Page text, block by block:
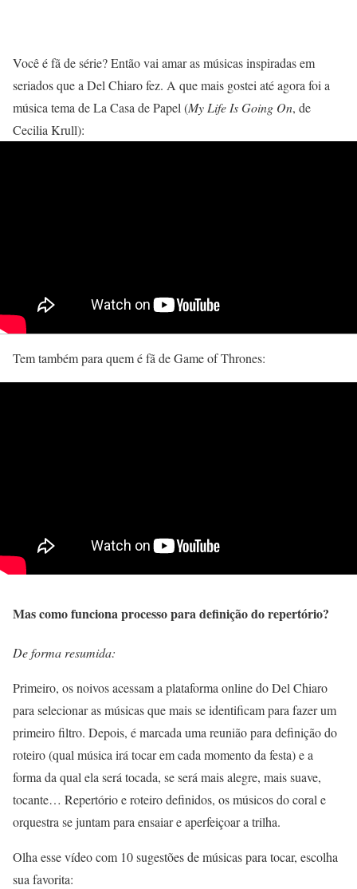
Você é fã de série? Então vai amar as músicas inspiradas em
seriados que a Del Chiaro fez. A que mais gostei até agora foi a
música tema de La Casa de Papel (My Life Is Going On, de
Cecilia Krull):
Tem também para quem é fã de Game of Thrones:
Mas como funciona processo para definição do repertório?
De forma resumida:
Primeiro, os noivos acessam a plataforma online do Del Chiaro
para selecionar as músicas que mais se identificam para fazer um
primeiro filtro. Depois, é marcada uma reunião para definição do
roteiro (qual música irá tocar em cada momento da festa) e a
forma da qual ela será tocada, se será mais alegre, mais suave,
tocante… Repertório e roteiro definidos, os músicos do coral e
orquestra se juntam para ensaiar e aperfeiçoar a trilha.
Olha esse vídeo com 10 sugestões de músicas para tocar, escolha
sua favorita: